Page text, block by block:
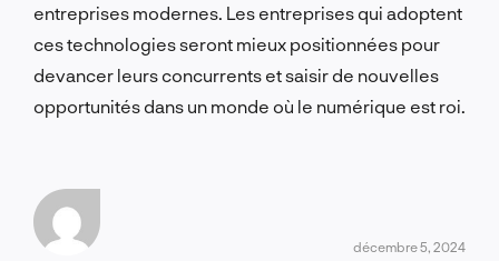
entreprises modernes. Les entreprises qui adoptent
ces technologies seront mieux positionnées pour
devancer leurs concurrents et saisir de nouvelles
opportunités dans un monde où le numérique est roi.
décembre 5, 2024